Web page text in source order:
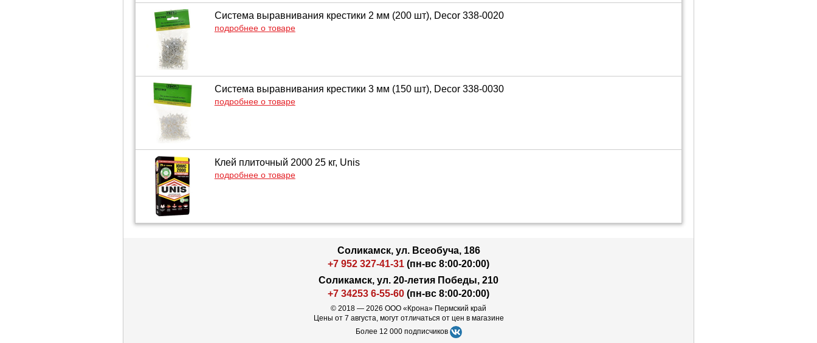
Система выравнивания крестики 2 мм (200 шт), Decor 338-0020
подробнее о товаре
Система выравнивания крестики 3 мм (150 шт), Decor 338-0030
подробнее о товаре
Клей плиточный 2000 25 кг, Unis
подробнее о товаре
Соликамск, ул. Всеобуча, 186
+7 952 327-41-31 (пн-вс 8:00-20:00)
Соликамск, ул. 20-летия Победы, 210
+7 34253 6-55-60 (пн-вс 8:00-20:00)
© 2018 — 2026 ООО «Крона» Пермский край
Цены от 7 августа, могут отличаться от цен в магазине
Более 12 000 подписчиков